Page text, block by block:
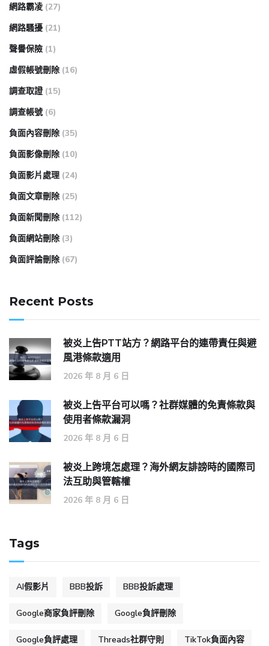
網路霸凌 (27)
網路騷擾 (21)
聲譽保險 (1)
虛假帳號刪除 (16)
調查取證 (15)
調查帳號 (6)
負面內容刪除 (35)
負面影像刪除 (10)
負面影片處理 (24)
負面文章刪除 (25)
負面新聞刪除 (112)
負面網站刪除 (3)
負面評論刪除 (67)
Recent Posts
被炎上告PTT站方？網路平台的連帶責任與避
風港條款適用
2026 年 8 月 6 日
被炎上告平台可以嗎？社群媒體的免責條款與
使用者條款漏洞
2026 年 8 月 6 日
被炎上跨境怎處理？海外網友誹謗時的國際司
法互助與管轄權
2026 年 8 月 6 日
Tags
AI假影片 BBB投訴 BBB投訴處理
Google商家負評刪除 Google負評刪除
Google負評處理 Threads社群守則 TikTok負面內容